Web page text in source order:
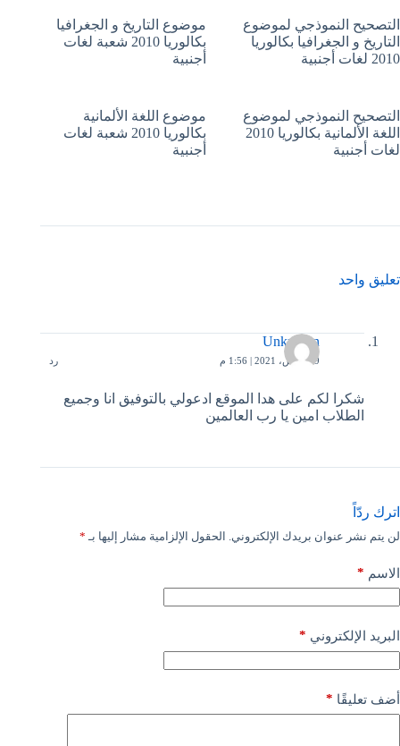
التصحيح النموذجي لموضوع
التاريخ و الجغرافيا بكالوريا
2010 لغات أجنبية
موضوع التاريخ و الجغرافيا
بكالوريا 2010 شعبة لغات
أجنبية
التصحيح النموذجي لموضوع
اللغة الألمانية بكالوريا 2010
لغات أجنبية
موضوع اللغة الألمانية
بكالوريا 2010 شعبة لغات
أجنبية
تعليق واحد
Unknown
19 مارس، 2021 | 1:56 م رد
شكرا لكم على هدا الموقع ادعولي بالتوفيق انا وجميع
الطلاب امين يا رب العالمين
اترك ردّاً
لن يتم نشر عنوان بريدك الإلكتروني. الحقول الإلزامية مشار إليها بـ *
الاسم *
البريد الإلكتروني *
أضف تعليقًا *